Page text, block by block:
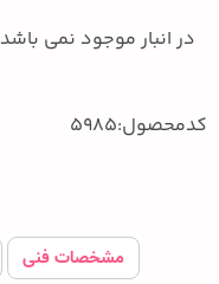
در انبار موجود نمی باشد
کدمحصول:5985
مشخصات فنی